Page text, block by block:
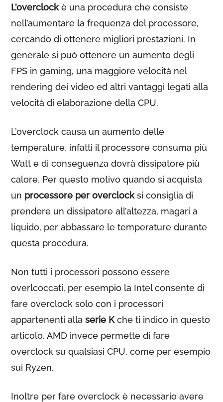
L’overclockè una procedura che consiste
nell’aumentare la frequenza del processore,
cercando di ottenere migliori prestazioni. In
generale si può ottenere un aumento degli
FPS in gaming, una maggiore velocità nel
rendering dei video ed altri vantaggi legati alla
velocità di elaborazione della CPU.
L’overclock causa un aumento delle
temperature, infatti il processore consuma più
Watt e di conseguenza dovrà dissipatore più
calore. Per questo motivo quando si acquista
un processore per overclocksi consiglia di
prendere un dissipatore all’altezza, magari a
liquido, per abbassare le temperature durante
questa procedura.
Non tutti i processori possono essere
overlcoccati, per esempio la Intel consente di
fare overclock solo con i processori
appartenenti allaserie Kche ti indico in questo
articolo. AMD invece permette di fare
overclock su qualsiasi CPU, come per esempio
sui Ryzen.
Inoltre per fare overclock è necessario avere